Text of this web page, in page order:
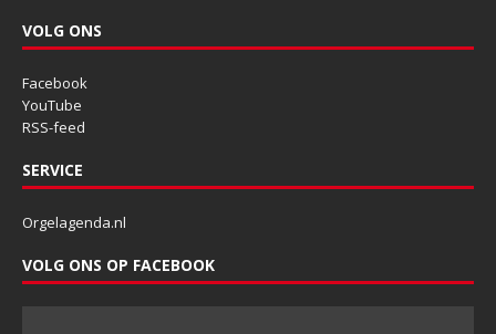
VOLG ONS
Facebook
YouTube
RSS-feed
SERVICE
Orgelagenda.nl
VOLG ONS OP FACEBOOK